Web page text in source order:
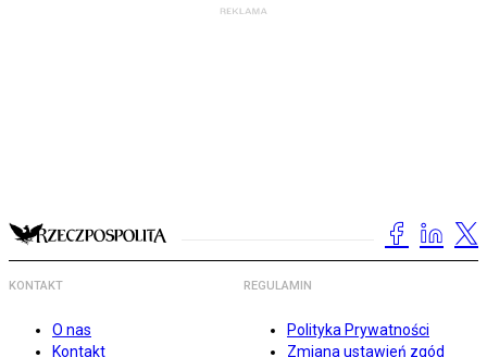
KONTAKT
O nas
Kontakt
REGULAMIN
Polityka Prywatności
Zmiana ustawień zgód